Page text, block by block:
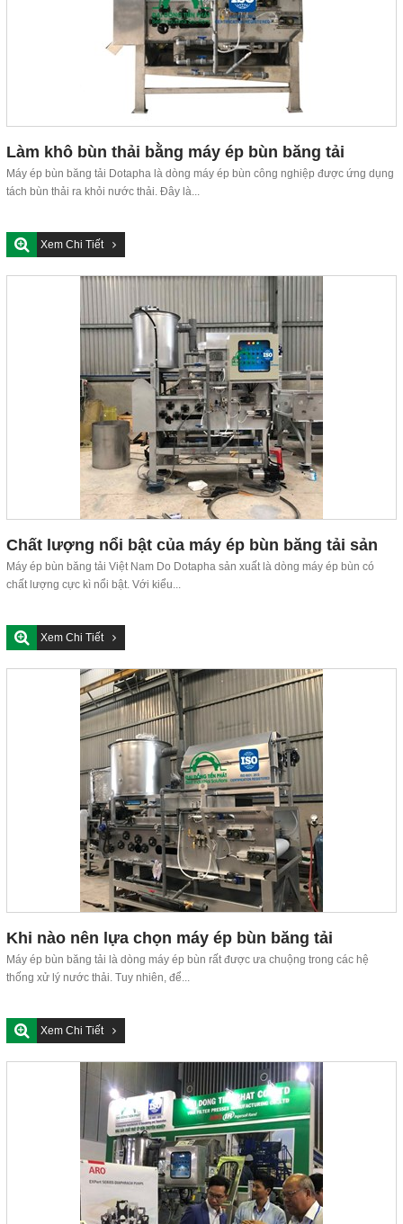
Làm khô bùn thải bằng máy ép bùn băng tải
Máy ép bùn băng tải Dotapha là dòng máy ép bùn công nghiệp được ứng dụng
tách bùn thải ra khỏi nước thải. Đây là...
Xem Chi Tiết
Chất lượng nổi bật của máy ép bùn băng tải sản
xuất tại Việt Nam
Máy ép bùn băng tải Việt Nam Do Dotapha sản xuất là dòng máy ép bùn có
chất lượng cực kì nổi bật. Với kiểu...
Xem Chi Tiết
Khi nào nên lựa chọn máy ép bùn băng tải
Máy ép bùn băng tải là dòng máy ép bùn rất được ưa chuộng trong các hệ
thống xử lý nước thải. Tuy nhiên, để...
Xem Chi Tiết